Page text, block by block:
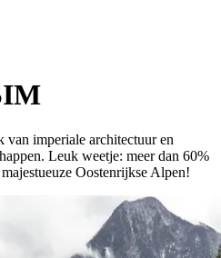
van imperiale architectuur en
Leuk weetje: meer dan 60%
Oostenrijkse Alpen!